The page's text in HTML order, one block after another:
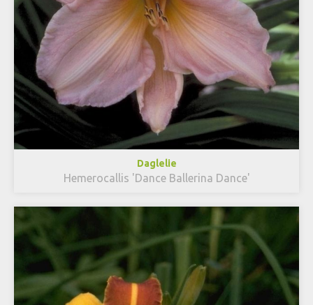
Daglelie
Hemerocallis 'Dance Ballerina Dance'